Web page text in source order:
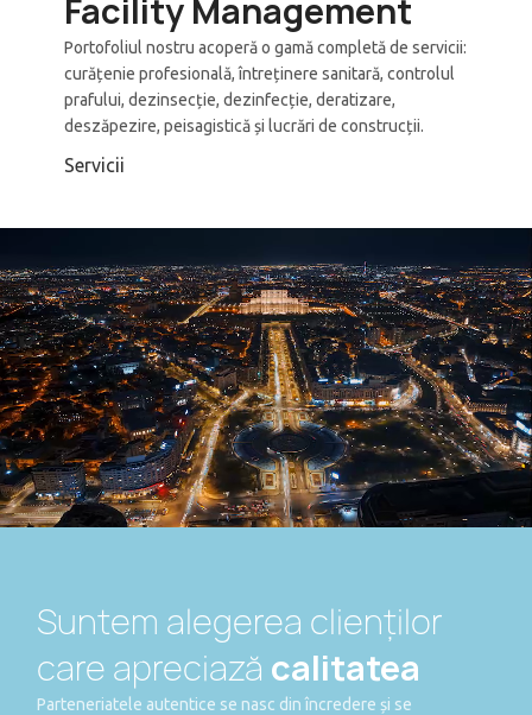
Facility Management
Portofoliul nostru acoperă o gamă completă de servicii:
curățenie profesională, întreținere sanitară, controlul
prafului, dezinsecție, dezinfecție, deratizare,
deszăpezire, peisagistică și lucrări de construcții.
Servicii
Suntem alegerea clienților
care apreciază calitatea
Parteneriatele autentice se nasc din încredere și se